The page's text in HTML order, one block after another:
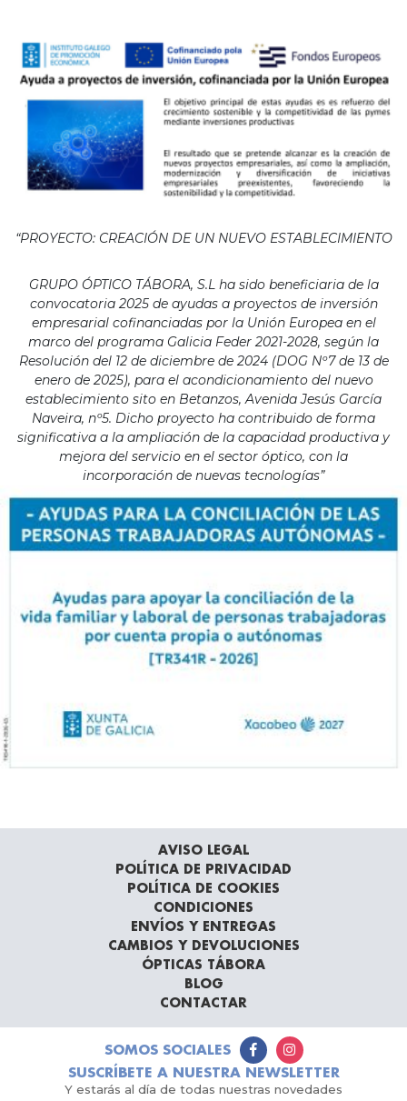
“PROYECTO: CREACIÓN DE UN NUEVO ESTABLECIMIENTO
GRUPO ÓPTICO TÁBORA, S.L ha sido beneficiaria de la
convocatoria 2025 de ayudas a proyectos de inversión
empresarial cofinanciadas por la Unión Europea en el
marco del programa Galicia Feder 2021-2028, según la
Resolución del 12 de diciembre de 2024 (DOG Nº7 de 13 de
enero de 2025), para el acondicionamiento del nuevo
establecimiento sito en Betanzos, Avenida Jesús García
Naveira, nº5. Dicho proyecto ha contribuido de forma
significativa a la ampliación de la capacidad productiva y
mejora del servicio en el sector óptico, con la
incorporación de nuevas tecnologías”
AVISO LEGAL
POLÍTICA DE PRIVACIDAD
POLÍTICA DE COOKIES
CONDICIONES
ENVÍOS Y ENTREGAS
CAMBIOS Y DEVOLUCIONES
ÓPTICAS TÁBORA
BLOG
CONTACTAR
SOMOS SOCIALES
SUSCRÍBETE A NUESTRA NEWSLETTER
Y estarás al día de todas nuestras novedades